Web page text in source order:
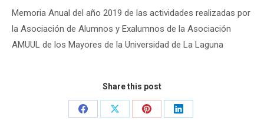
Memoria Anual del año 2019 de las actividades realizadas por
la Asociación de Alumnos y Exalumnos de la Asociación
AMUUL de los Mayores de la Universidad de La Laguna
Share this post
Share
Share
Share
Share